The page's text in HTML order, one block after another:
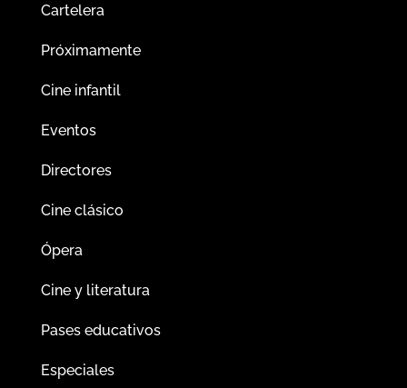
Cartelera
Próximamente
Cine infantil
Eventos
Directores
Cine clásico
Ópera
Cine y literatura
Pases educativos
Especiales